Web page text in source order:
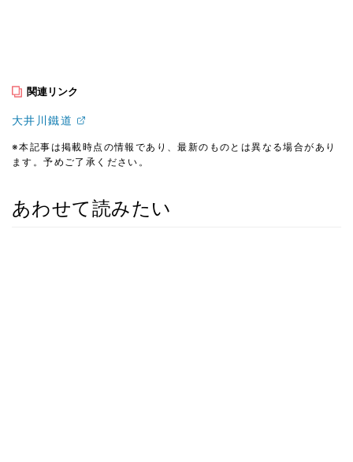
関連リンク
大井川鐵道
※本記事は掲載時点の情報であり、最新のものとは異なる場合があり
ます。予めご了承ください。
あわせて読みたい